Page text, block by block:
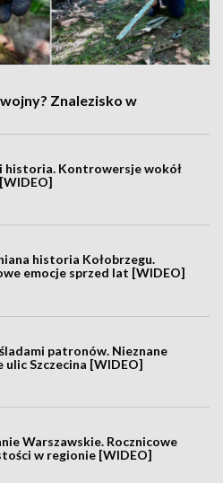
Znalezisko w
historia. Kontrowersje wokół
historia Kołobrzegu.
emocje sprzed lat [WIDEO]
patronów. Nieznane
Szczecina [WIDEO]
Warszawskie. Rocznicowe
w regionie [WIDEO]